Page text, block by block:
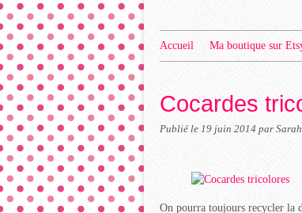
Accueil Ma boutique sur
Cocardes
Publié le 19 juin 2014 par
On pourra toujours recycler la